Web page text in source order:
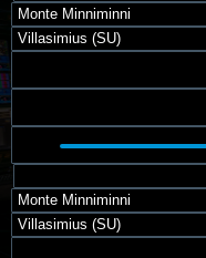
Monte Minniminni
Villasimius (SU)
Monte Minniminni
Villasimius (SU)